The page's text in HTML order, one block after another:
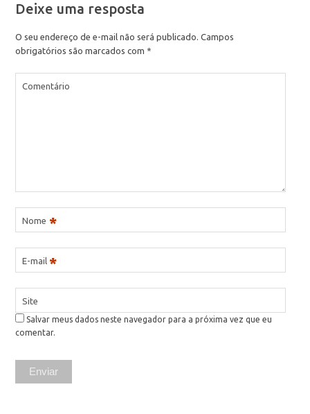
Deixe uma resposta
O seu endereço de e-mail não será publicado. Campos
obrigatórios são marcados com *
Comentário
Nome *
E-mail *
Site
Salvar meus dados neste navegador para a próxima vez que eu
comentar.